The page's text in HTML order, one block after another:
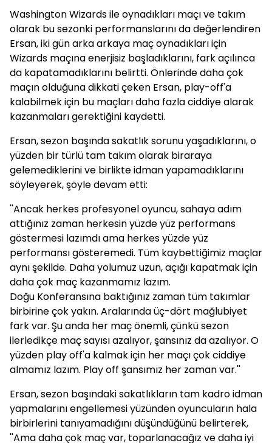
Washington Wizards ile oynadıkları maçı ve takım
olarak bu sezonki performanslarını da değerlendiren
Ersan, iki gün arka arkaya maç oynadıkları için
Wizards maçına enerjisiz başladıklarını, fark açılınca
da kapatamadıklarını belirtti. Önlerinde daha çok
maçın olduğuna dikkati çeken Ersan, play-off'a
kalabilmek için bu maçları daha fazla ciddiye alarak
kazanmaları gerektiğini kaydetti.
Ersan, sezon başında sakatlık sorunu yaşadıklarını, o
yüzden bir türlü tam takım olarak biraraya
gelemediklerini ve birlikte idman yapamadıklarını
söyleyerek, şöyle devam etti:
''Ancak herkes profesyonel oyuncu, sahaya adım
attığınız zaman herkesin yüzde yüz performans
göstermesi lazımdı ama herkes yüzde yüz
performansı gösteremedi. Tüm kaybettiğimiz maçlar
aynı şekilde. Daha yolumuz uzun, açığı kapatmak için
daha çok maç kazanmamız lazım.
Doğu Konferansına baktığınız zaman tüm takımlar
birbirine çok yakın. Aralarında üç-dört mağlubiyet
fark var. Şu anda her maç önemli, çünkü sezon
ilerledikçe maç sayısı azalıyor, şansınız da azalıyor. O
yüzden play off'a kalmak için her maçı çok ciddiye
almamız lazım. Play off şansımız her zaman var.''
Ersan, sezon başındaki sakatlıkların tam kadro idman
yapmalarını engellemesi yüzünden oyuncuların hala
birbirlerini tanıyamadığını düşündüğünü belirterek,
''Ama daha çok maç var, toparlanacağız ve daha iyi